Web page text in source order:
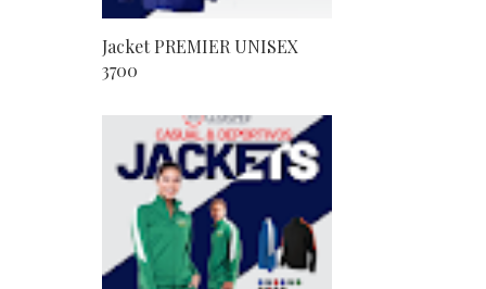
Jacket PREMIER UNISEX
3700